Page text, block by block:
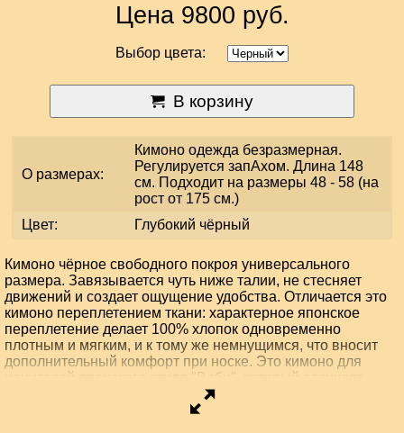
Цена 9800 руб.
Выбор цвета:
В корзину
О размерах:
Кимоно одежда безразмерная.
Регулируется запАхом. Длина 148
см. Подходит на размеры 48 - 58 (на
рост от 175 см.)
Цвет:
Глубокий чёрный
Кимоно чёрное свободного покроя универсального
размера. Завязывается чуть ниже талии, не стесняет
движений и создает ощущение удобства. Отличается это
кимоно переплетением ткани: характерное японское
переплетение делает 100% хлопок одновременно
плотным и мягким, и к тому же немнущимся, что вносит
дополнительный комфорт при носке. Это кимоно для
ценителей японского стиля "Ваби", который отличает
любовь к простоте. Украшением служит лишь вышитый на
спине и полочках иероглиф "Дзен", который написан